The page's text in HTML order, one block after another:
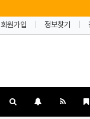
회원가입 정보찾기